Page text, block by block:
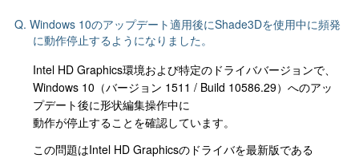
Q. Windows 10のアップデート適用後にShade3Dを使用中に頻発
に動作停止するようになりました。
Intel HD Graphics環境および特定のドライババージョンで、
Windows 10（バージョン 1511 / Build 10586.29）へのアッ
プデート後に形状編集操作中に
動作が停止することを確認しています。
この問題はIntel HD Graphicsのドライバを最新版である